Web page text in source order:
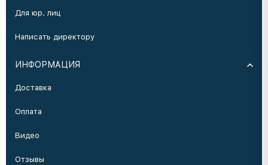
Для юр. лиц
Написать директору
ИНФОРМАЦИЯ
Доставка
Оплата
Видео
Отзывы